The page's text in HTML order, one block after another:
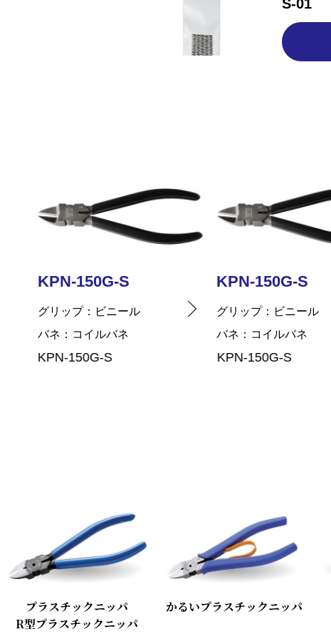
S-01
KPN-150G-S
グリップ
ビニール
バネ
コイルバネ
KPN-150G-S
KPN-150G-S
グリップ
ビニール
バネ
コイルバネ
KPN-150G-S
プラスチックニッパ
R型プラスチックニッパ
かるいプラスチックニッパ